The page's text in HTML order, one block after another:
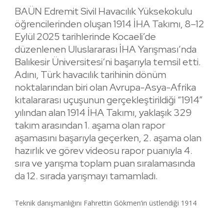
BAÜN Edremit Sivil Havacılık Yüksekokulu
öğrencilerinden oluşan 1914 İHA Takımı, 8–12
Eylül 2025 tarihlerinde Kocaeli’de
düzenlenen Uluslararası İHA Yarışması’nda
Balıkesir Üniversitesi’ni başarıyla temsil etti.
Adını, Türk havacılık tarihinin dönüm
noktalarından biri olan Avrupa-Asya-Afrika
kıtalararası uçuşunun gerçekleştirildiği “1914”
yılından alan 1914 İHA Takımı, yaklaşık 329
takım arasından 1. aşama olan rapor
aşamasını başarıyla geçerken, 2. aşama olan
hazırlık ve görev videosu rapor puanıyla 4.
sıra ve yarışma toplam puan sıralamasında
da 12. sırada yarışmayı tamamladı.
Teknik danışmanlığını Fahrettin Gökmen’in üstlendiği 1914